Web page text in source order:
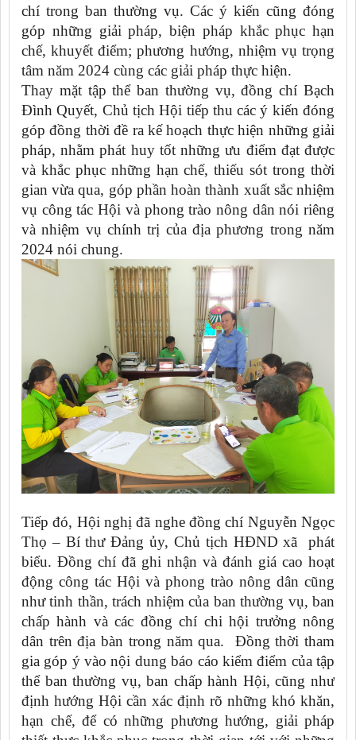
chí trong ban thường vụ. Các ý kiến cũng đóng
góp những giải pháp, biện pháp khắc phục hạn
chế, khuyết điểm; phương hướng, nhiệm vụ trọng
tâm năm 2024 cùng các giải pháp thực hiện.
Thay mặt tập thể ban thường vụ, đồng chí Bạch
Đình Quyết, Chủ tịch Hội tiếp thu các ý kiến đóng
góp đồng thời đề ra kế hoạch thực hiện những giải
pháp, nhằm phát huy tốt những ưu điểm đạt được
và khắc phục những hạn chế, thiếu sót trong thời
gian vừa qua, góp phần hoàn thành xuất sắc nhiệm
vụ công tác Hội và phong trào nông dân nói riêng
và nhiệm vụ chính trị của địa phương trong năm
2024 nói chung.
Tiếp đó, Hội nghị đã nghe đồng chí Nguyễn Ngọc
Thọ – Bí thư Đảng ủy, Chủ tịch HĐND xã phát
biểu. Đồng chí đã ghi nhận và đánh giá cao hoạt
động công tác Hội và phong trào nông dân cũng
như tinh thần, trách nhiệm của ban thường vụ, ban
chấp hành và các đồng chí chi hội trưởng nông
dân trên địa bàn trong năm qua. Đồng thời tham
gia góp ý vào nội dung báo cáo kiểm điểm của tập
thể ban thường vụ, ban chấp hành Hội, cũng như
định hướng Hội cần xác định rõ những khó khăn,
hạn chế, để có những phương hướng, giải pháp